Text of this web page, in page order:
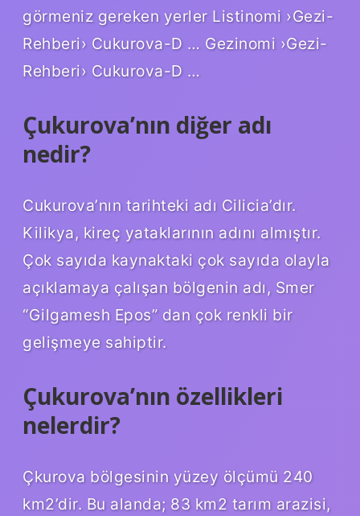
görmeniz gereken yerler Listinomi ›Gezi-
Rehberi› Cukurova-D … Gezinomi ›Gezi-
Rehberi› Cukurova-D …
Çukurova’nın diğer adı
nedir?
Cukurova’nın tarihteki adı Cilicia’dır.
Kilikya, kireç yataklarının adını almıştır.
Çok sayıda kaynaktaki çok sayıda olayla
açıklamaya çalışan bölgenin adı, Smer
“Gilgamesh Epos” dan çok renkli bir
gelişmeye sahiptir.
Çukurova’nın özellikleri
nelerdir?
Çkurova bölgesinin yüzey ölçümü 240
km2’dir. Bu alanda; 83 km2 tarım arazisi,